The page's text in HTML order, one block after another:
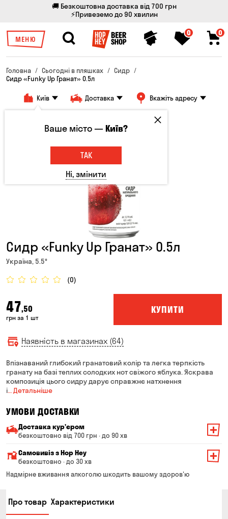
🚚 Безкоштовна доставка від 700 грн
⚡Привеземо до 90 хвилин
МЕНЮ
0 0
Головна Сьогодні в пляшках
Сидр
Сидр «Funky Up Гранат» 0.5л
Київ Доставка Вкажіть адресу
Сидр «Funky Up Гранат» 0.5л
Україна, 5.5°
(0)
47,50
грн за 1 шт
КУПИТИ
Наявність в магазинах (64)
Впізнаваний глибокий гранатовий колір та легка терпкість
гранату на базі теплих солодких нот свіжого яблука. Яскрава
композиція цього сидру дарує справжнє натхнення
і… Детальніше
УМОВИ ДОСТАВКИ
Доставка курʼєром
безкоштовно від 700 грн · до 90 хв
Мінімальна сума всього замовлення — 200 грн
Вартість доставки залежить від суми всього замовлення:
Від 200 до 299 грн
Від 400 до 699 грн
Самовивіз з Hop Hey
безкоштовно · до 30 хв
Мінімальна сума всього замовлення — 250 грн
Можете без черги забрати з магазину в зручний для
Вас час
Надмірне вживання алкоголю шкодить вашому здоров'ю
Про товар Характеристики
Ваше місто —Київ?
ТАК
Ні, змінити